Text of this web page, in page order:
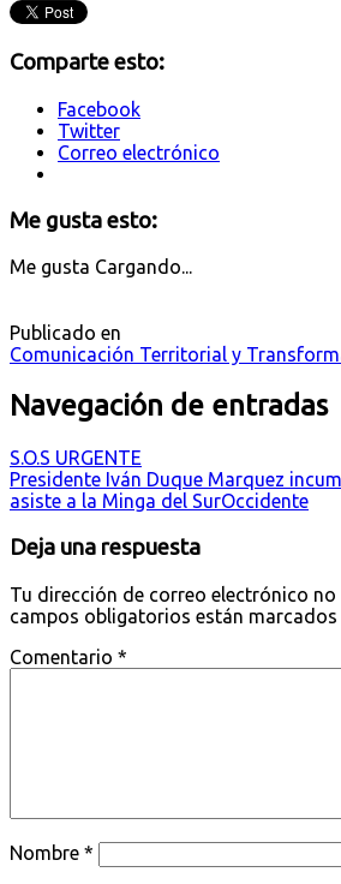
Comparte esto:
Facebook
Twitter
Correo electrónico
Me gusta esto:
Me gusta Cargando...
Publicado en
Comunicación Territorial y
Navegación de entradas
S.O.S URGENTE
Presidente Iván Duque Marquez
asiste a la Minga del SurOccidente
Deja una respuesta
Tu dirección de correo electrónico no
campos obligatorios están marcados
Comentario *
Nombre *